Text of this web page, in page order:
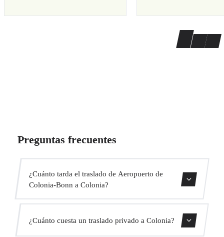
Preguntas frecuentes
¿Cuánto tarda el traslado de Aeropuerto de
Colonia-Bonn a Colonia?
¿Cuánto cuesta un traslado privado a Colonia?